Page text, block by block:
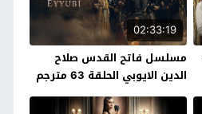
02:33:19
مسلسل فاتح القدس صلاح
الدين الايوبي الحلقة 63 مترجم